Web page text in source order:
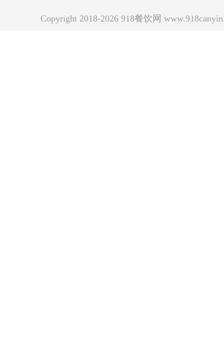
Copyright 2018-2026 918餐饮网